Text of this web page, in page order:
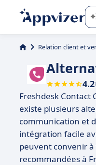
Relation client et
4.2
Freshdesk Contact
existe plusieurs
communication et
intégration facile
peuvent convenir
recommandées à